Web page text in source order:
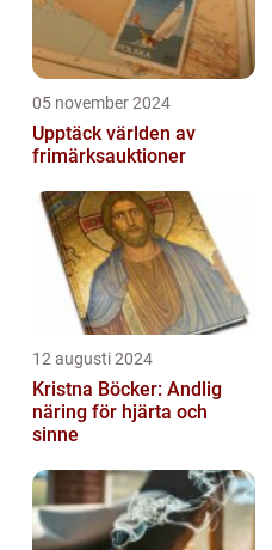
05 november 2024
Upptäck världen av
frimärksauktioner
12 augusti 2024
Kristna Böcker: Andlig
näring för hjärta och
sinne